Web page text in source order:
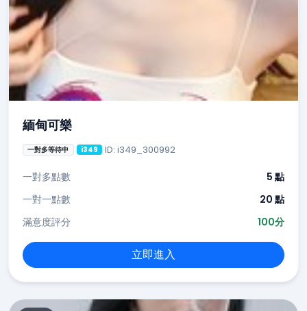
緬甸可樂
一對多等待中 i349 ID: i349_300992
一對多點數
5 點
一對一點數
20 點
滿意度評分
100分
立即進入